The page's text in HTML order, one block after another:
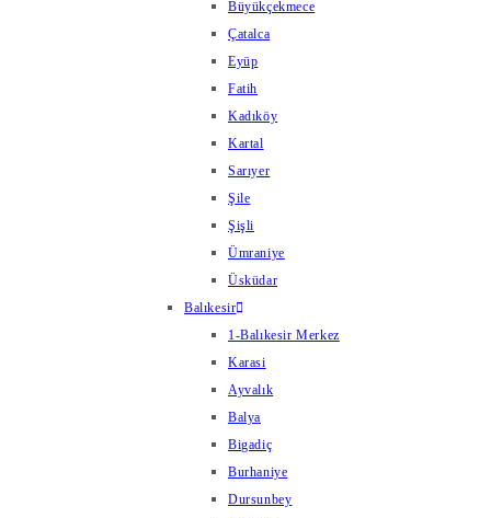
Büyükçekmece
Çatalca
Eyüp
Fatih
Kadıköy
Kartal
Sarıyer
Şile
Şişli
Ümraniye
Üsküdar
Balıkesir
1-Balıkesir Merkez
Karasi
Ayvalık
Balya
Bigadiç
Burhaniye
Dursunbey